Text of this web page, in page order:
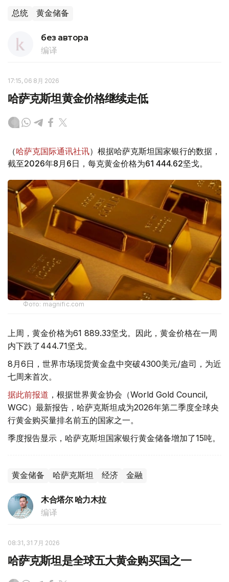
总统 黄金储备
без автора
编译
17:15, 06 8月 2026
哈萨克斯坦黄金价格继续走低
（哈萨克国际通讯社讯）根据哈萨克斯坦国家银行的数据，
截至2026年8月6日，每克黄金价格为61 444.62坚戈。
Фото: magnific.com
上周，黄金价格为61 889.33坚戈。因此，黄金价格在一周
内下跌了444.71坚戈。
8月6日，世界市场现货黄金盘中突破4300美元/盎司，为近
七周来首次。
据此前报道 ，根据世界黄金协会（World Gold Council,
WGC）最新报告，哈萨克斯坦成为2026年第二季度全球央
行黄金购买量排名前五的国家之一。
季度报告显示，哈萨克斯坦国家银行黄金储备增加了15吨。
黄金储备 哈萨克斯坦 经济 金融
木合塔尔 哈力木拉
编译
08:31, 31 7月 2026
哈萨克斯坦是全球五大黄金购买国之一